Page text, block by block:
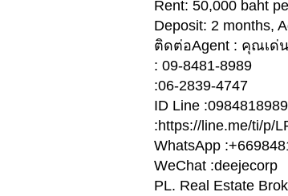
Rent: 50,000 baht
Deposit: 2 months,
ติดต่อAgent : คุณเด่
: 09-8481-8989
:06-2839-4747
ID Line :0984818989
:https://line.me/ti/p/
WhatsApp
WeChat :deejecorp
PL. Real Estate